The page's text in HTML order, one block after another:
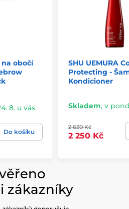
na obočí
8. u vás
Do košíku
SHU UEMURA
Protecting -
Kondicioner
Skladem, v
2 630 Kč
2 250 Kč
zákazníky